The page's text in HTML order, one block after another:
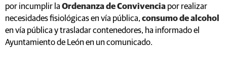
por incumplir la Ordenanza de Convivencia por realizar
necesidades fisiológicas en vía pública, consumo de alcohol
en vía pública y trasladar contenedores, ha informado el
Ayuntamiento de León en un comunicado.